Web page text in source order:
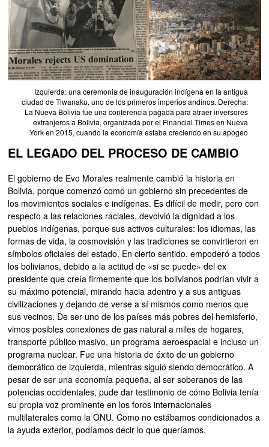
Izquierda: una ceremonia de inauguración indígena en la antigua
ciudad de Tiwanaku, uno de los primeros imperios andinos. Derecha:
La Nueva Bolivia fue una conferencia pagada para atraer inversores
extranjeros a Bolivia, organizada por el Financial Times en Nueva
York en 2015, cuando la economía estaba creciendo en su apogeo
EL LEGADO DEL PROCESO DE CAMBIO
El gobierno de Evo Morales realmente cambió la historia en
Bolivia, porque comenzó como un gobierno sin precedentes de
los movimientos sociales e indígenas. Es difícil de medir, pero con
respecto a las relaciones raciales, devolvió la dignidad a los
pueblos indígenas, porque sus activos culturales: los idiomas, las
formas de vida, la cosmovisión y las tradiciones se convirtieron en
símbolos oficiales del estado. En cierto sentido, empoderó a todos
los bolivianos, debido a la actitud de «si se puede» del ex
presidente que creía firmemente que los bolivianos podrían vivir a
su máximo potencial, mirando hacia adentro y a sus antiguas
civilizaciones y dejando de verse a sí mismos como menos que
sus vecinos. De ser uno de los países más pobres del hemisferio,
vimos posibles conexiones de gas natural a miles de hogares,
transporte público masivo, un programa aeroespacial e incluso un
programa nuclear. Fue una historia de éxito de un gobierno
democrático de izquierda, mientras siguió siendo democrático. A
pesar de ser una economía pequeña, al ser soberanos de las
potencias occidentales, pude dar testimonio de cómo Bolivia tenía
su propia voz prominente en los foros internacionales
multilaterales como la ONU. Como no estábamos condicionados a
la ayuda exterior, podíamos decir lo que queríamos.